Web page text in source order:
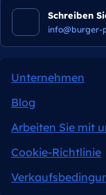
Schreiben
info@burger-
Unternehmen
Blog
Arbeiten Sie mit
Cookie-Richtlinie